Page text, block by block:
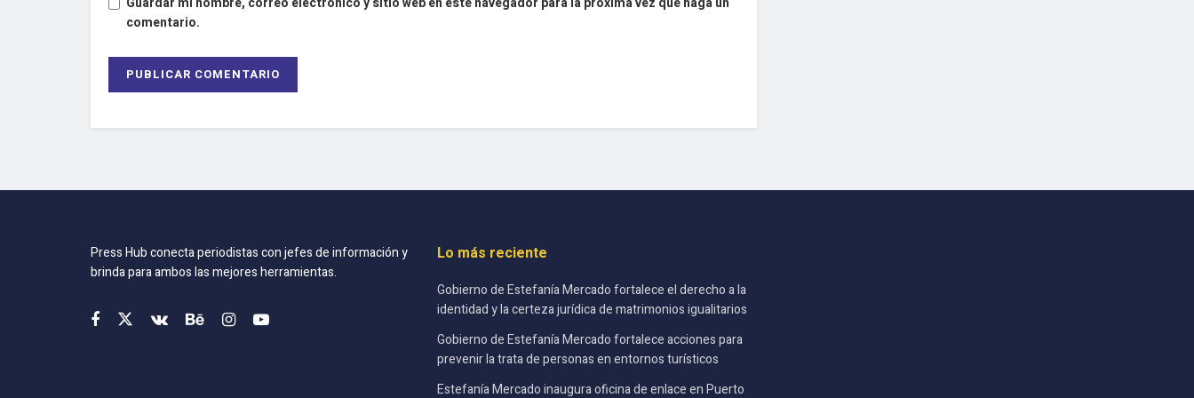
comentario.
Press Hub conecta periodistas con jefes de información y
brinda para ambos las mejores herramientas.
Lo más reciente
Gobierno de Estefanía Mercado fortalece el derecho a la
identidad y la certeza jurídica de matrimonios igualitarios
Gobierno de Estefanía Mercado fortalece acciones para
prevenir la trata de personas en entornos turísticos
Estefanía Mercado inaugura oficina de enlace en Puerto